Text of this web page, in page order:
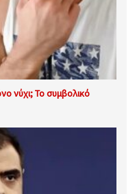
νύχι; Το συμβολικό